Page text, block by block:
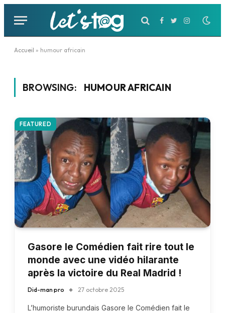
Facebook
TwitterInstagram
Accueil » humour africain
BROWSING: HUMOUR AFRICAIN
FEATURED
Gasore le Comédien fait rire tout le
monde avec une vidéo hilarante
après la victoire du Real Madrid !
Did-man pro 27 octobre 2025
L’humoriste burundais Gasore le Comédien fait le